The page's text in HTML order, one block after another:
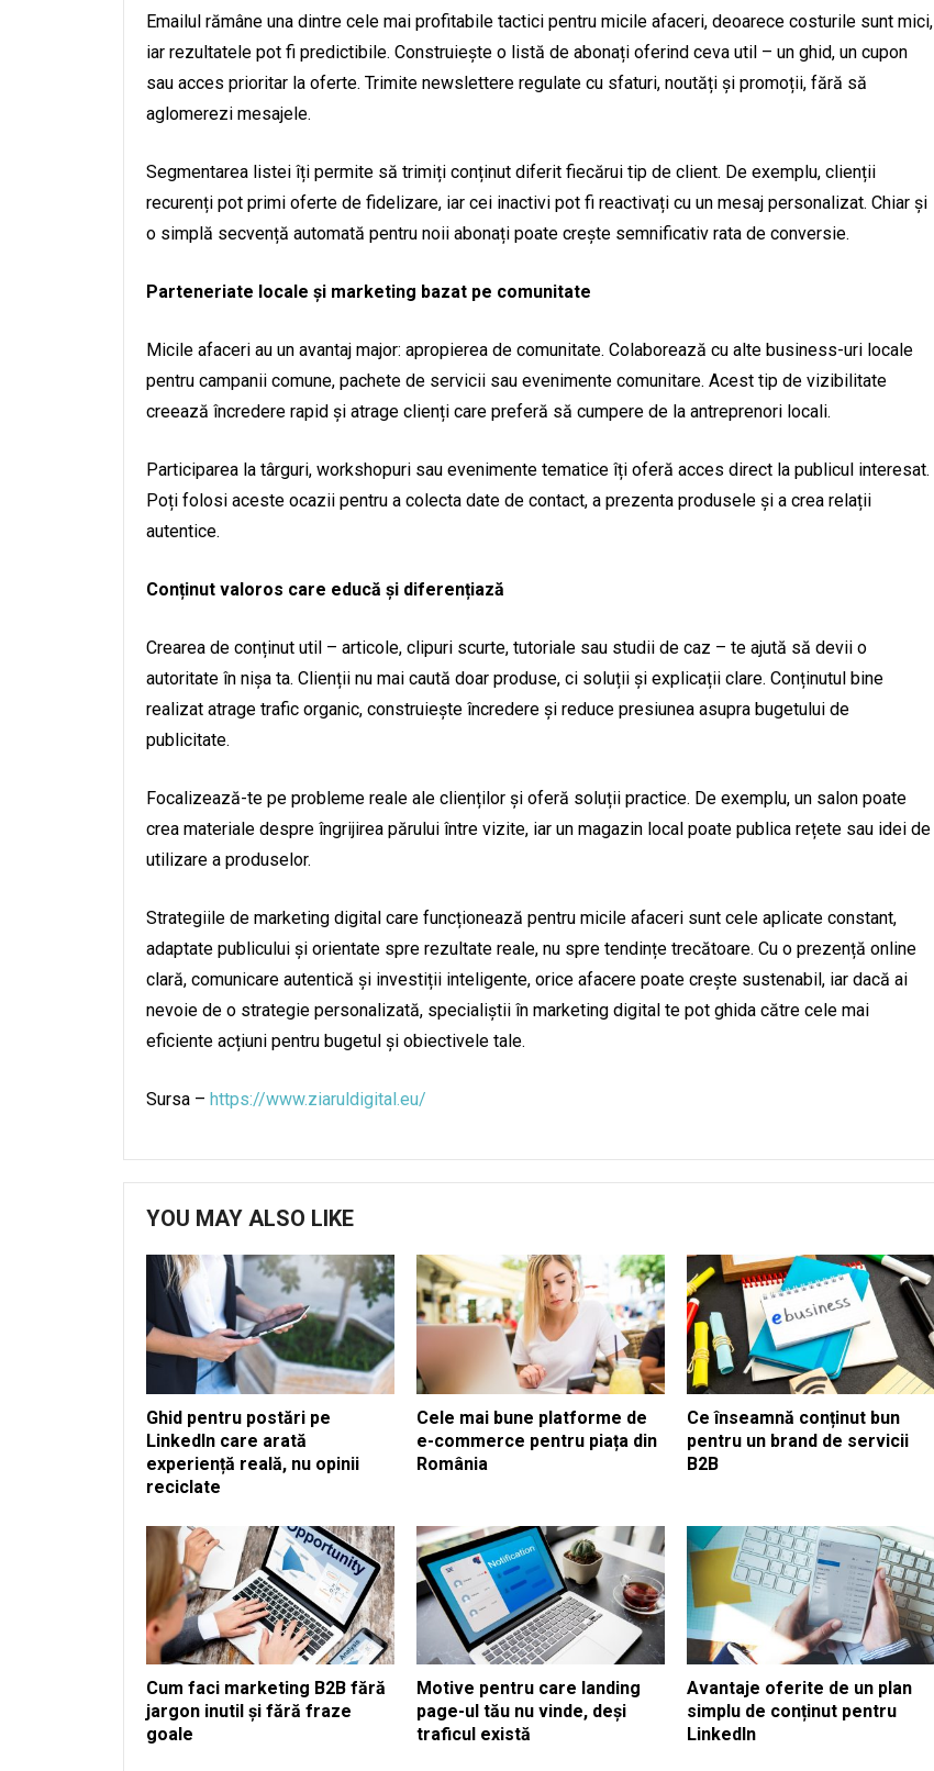
Emailul rămâne una dintre cele mai profitabile tactici pentru micile afaceri, deoarece costurile sunt mici,
iar rezultatele pot fi predictibile. Construiește o listă de abonați oferind ceva util – un ghid, un cupon
sau acces prioritar la oferte. Trimite newslettere regulate cu sfaturi, noutăți și promoții, fără să
aglomerezi mesajele.
Segmentarea listei îți permite să trimiți conținut diferit fiecărui tip de client. De exemplu, clienții
recurenți pot primi oferte de fidelizare, iar cei inactivi pot fi reactivați cu un mesaj personalizat. Chiar și
o simplă secvență automată pentru noii abonați poate crește semnificativ rata de conversie.
Parteneriate locale și marketing bazat pe comunitate
Micile afaceri au un avantaj major: apropierea de comunitate. Colaborează cu alte business-uri locale
pentru campanii comune, pachete de servicii sau evenimente comunitare. Acest tip de vizibilitate
creează încredere rapid și atrage clienți care preferă să cumpere de la antreprenori locali.
Participarea la târguri, workshopuri sau evenimente tematice îți oferă acces direct la publicul interesat.
Poți folosi aceste ocazii pentru a colecta date de contact, a prezenta produsele și a crea relații
autentice.
Conținut valoros care educă și diferențiază
Crearea de conținut util – articole, clipuri scurte, tutoriale sau studii de caz – te ajută să devii o
autoritate în nișa ta. Clienții nu mai caută doar produse, ci soluții și explicații clare. Conținutul bine
realizat atrage trafic organic, construiește încredere și reduce presiunea asupra bugetului de
publicitate.
Focalizează-te pe probleme reale ale clienților și oferă soluții practice. De exemplu, un salon poate
crea materiale despre îngrijirea părului între vizite, iar un magazin local poate publica rețete sau idei de
utilizare a produselor.
Strategiile de marketing digital care funcționează pentru micile afaceri sunt cele aplicate constant,
adaptate publicului și orientate spre rezultate reale, nu spre tendințe trecătoare. Cu o prezență online
clară, comunicare autentică și investiții inteligente, orice afacere poate crește sustenabil, iar dacă ai
nevoie de o strategie personalizată, specialiștii în marketing digital te pot ghida către cele mai
eficiente acțiuni pentru bugetul și obiectivele tale.
Sursa – https://www.ziaruldigital.eu/
YOU MAY ALSO LIKE
Ghid pentru postări pe
LinkedIn care arată
experiență reală, nu opinii
reciclate
Cele mai bune platforme de
e-commerce pentru piața din
România
Ce înseamnă conținut bun
pentru un brand de servicii
B2B
Cum faci marketing B2B fără
jargon inutil și fără fraze
goale
Motive pentru care landing
page-ul tău nu vinde, deși
traficul există
Avantaje oferite de un plan
simplu de conținut pentru
LinkedIn